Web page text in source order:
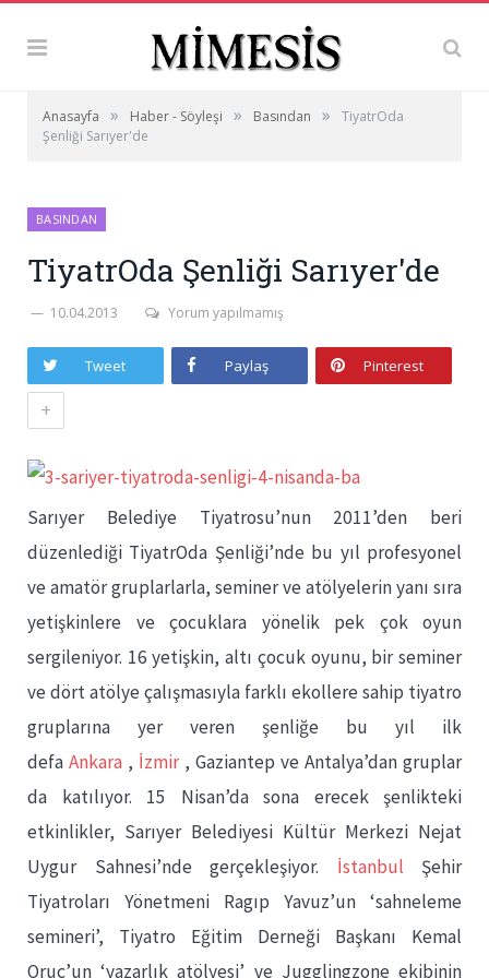
Anasayfa » Haber - Söyleşi » Basından »
TiyatrOda
Şenliği Sarıyer'de
BASINDAN
TiyatrOda Şenliği Sarıyer'de
10.04.2013 Yorum yapılmamış
Tweet Paylaş Pinterest
+
Sarıyer Belediye Tiyatrosu’nun 2011’den beri
düzenlediği TiyatrOda Şenliği’nde bu yıl profesyonel
ve amatör gruplarlarla, seminer ve atölyelerin yanı sıra
yetişkinlere ve çocuklara yönelik pek çok oyun
sergileniyor. 16 yetişkin, altı çocuk oyunu, bir seminer
ve dört atölye çalışmasıyla farklı ekollere sahip tiyatro
gruplarına yer veren şenliğe bu yıl ilk
defa Ankara , İzmir, Gaziantep ve Antalya’dan gruplar
da katılıyor. 15 Nisan’da sona erecek şenlikteki
etkinlikler, Sarıyer Belediyesi Kültür Merkezi Nejat
Uygur Sahnesi’nde gerçekleşiyor. İstanbul Şehir
Tiyatroları Yönetmeni Ragıp Yavuz’un ‘sahneleme
semineri’, Tiyatro Eğitim Derneği Başkanı Kemal
Oruç’un ‘yazarlık atölyesi’ ve Jugglingzone ekibinin